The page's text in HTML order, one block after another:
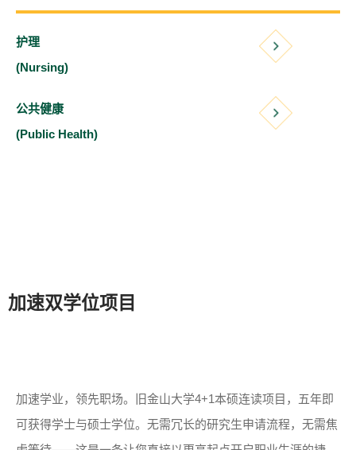
护理
(Nursing)
公共健康
(Public Health)
加速双学位项目
加速学业，领先职场。旧金山大学4+1本硕连读项目，五年即
可获得学士与硕士学位。无需冗长的研究生申请流程，无需焦